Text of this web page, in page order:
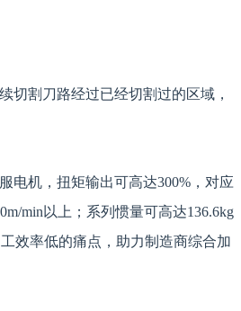
切割刀路经过已经切割过的区域，
电机，扭矩输出可高达300%，对应
min以上；系列惯量可高达136.6kg
效率低的痛点，助力制造商综合加